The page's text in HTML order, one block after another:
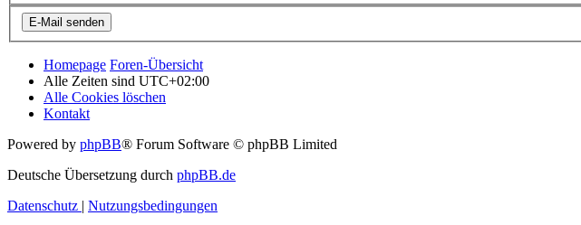
Homepage Foren-Übersicht
Alle Zeiten sind UTC+02:00
Alle Cookies löschen
Kontakt
Powered by phpBB® Forum Software © phpBB Limited
Deutsche Übersetzung durch phpBB.de
Datenschutz | Nutzungsbedingungen